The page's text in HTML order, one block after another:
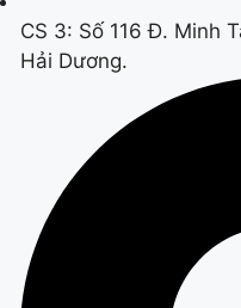
CS 3: Số 116 Đ. Minh
Hải Dương.